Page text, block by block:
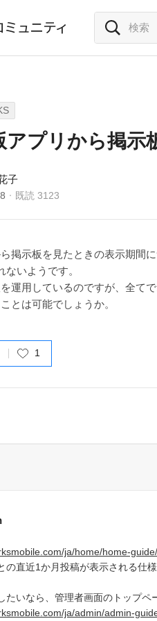
アプリから掲示
子
既読 3123
掲示板を見たときの表示期間に
いようです。
運用しているのですが、全て
とは可能でしょうか。
1
ja/home/home-
の直近1か月投稿が表示される仕様
たいなら、管理者画面のトップペ
ja/admin/admin-